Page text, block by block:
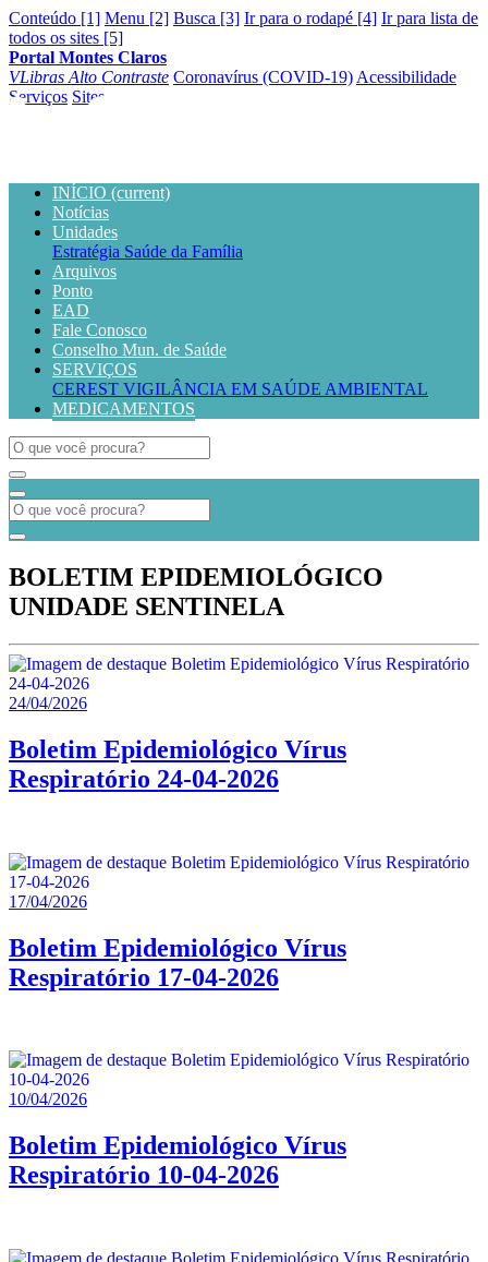
Conteúdo [1] Menu [2] Busca [3] Ir para o rodapé [4] Ir para lista de
todos os sites [5]
Portal Montes Claros
VLibras Alto Contraste Coronavírus (COVID-19) Acessibilidade
Serviços Sites
INÍCIO (current)
Notícias
Unidades
Estratégia Saúde da Família
Arquivos
Ponto
EAD
Fale Conosco
Conselho Mun. de Saúde
SERVIÇOS
CEREST VIGILÂNCIA EM SAÚDE AMBIENTAL
MEDICAMENTOS
BOLETIM EPIDEMIOLÓGICO
UNIDADE SENTINELA
24/04/2026
Boletim Epidemiológico Vírus
Respiratório 24-04-2026
17/04/2026
Boletim Epidemiológico Vírus
Respiratório 17-04-2026
10/04/2026
Boletim Epidemiológico Vírus
Respiratório 10-04-2026